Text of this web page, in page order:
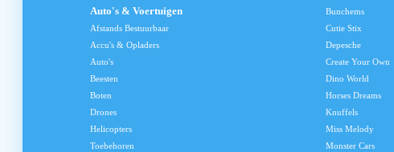
Auto's & Voertuigen
Afstands Bestuurbaar
Accu's & Opladers
Auto's
Beesten
Boten
Drones
Helicopters
Toebehoren
Bunchems
Cutie Stix
Depesche
Create Your Own
Dino World
Horses Dreams
Knuffels
Miss Melody
Monster Cars